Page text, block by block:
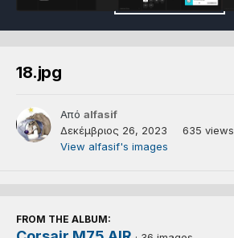
18.jpg
Από alfasif
Δεκέμβριος 26, 2023
635 views
View alfasif's images
FROM THE ALBUM: